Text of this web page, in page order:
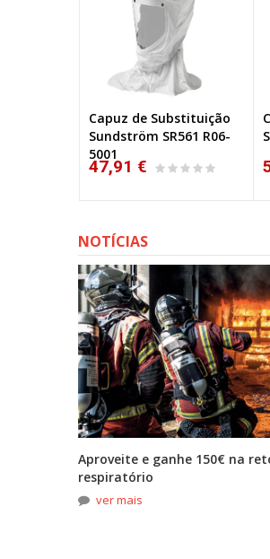
Capuz de Substituição
Sundström SR561 R06-
5001
47,91 €
NOTÍCIAS
Aproveite e ganhe 150€ na
respiratório
ver mais